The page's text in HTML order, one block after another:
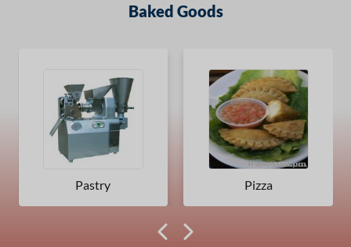
Baked Goods
Pastry Pizza